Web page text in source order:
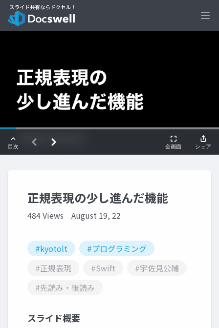
正規表現の少し進んだ機能
484 Views August 19, 22
#kyotolt
#プログラミング
#正規表現
#Swift
#宇佐見公輔
#先読み・後読み
スライド概要